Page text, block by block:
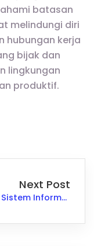
batasan
melindungi diri
hubungan kerja
bijak dan
lingkungan
produktif.
Next Post
Jurusan Sistem Informatika Jaringan dan Aplikasi: Apa Saja yang Dipelajari dan Prospek Kerjanya